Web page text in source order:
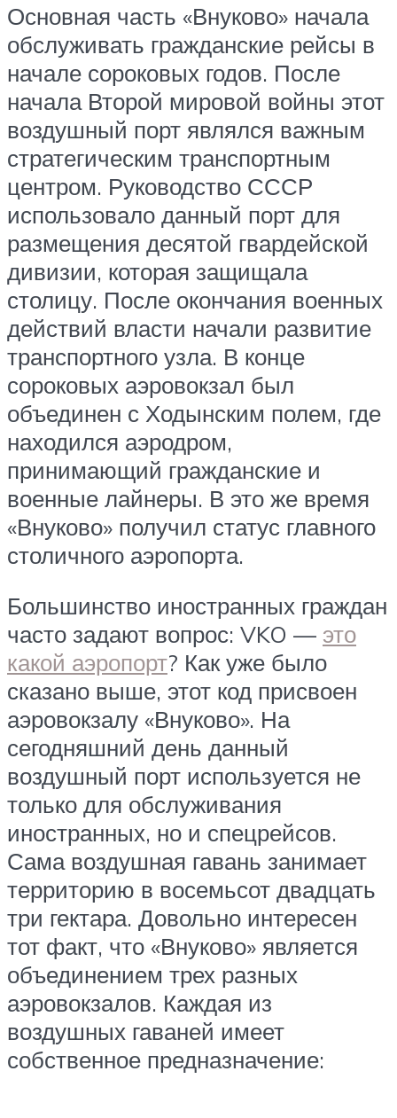
Основная часть «Внуково» начала
обслуживать гражданские рейсы в
начале сороковых годов. После
начала Второй мировой войны этот
воздушный порт являлся важным
стратегическим транспортным
центром. Руководство СССР
использовало данный порт для
размещения десятой гвардейской
дивизии, которая защищала
столицу. После окончания военных
действий власти начали развитие
транспортного узла. В конце
сороковых аэровокзал был
объединен с Ходынским полем, где
находился аэродром,
принимающий гражданские и
военные лайнеры. В это же время
«Внуково» получил статус главного
столичного аэропорта.
Большинство иностранных граждан
часто задают вопрос: VKO — это
какой аэропорт? Как уже было
сказано выше, этот код присвоен
аэровокзалу «Внуково». На
сегодняшний день данный
воздушный порт используется не
только для обслуживания
иностранных, но и спецрейсов.
Сама воздушная гавань занимает
территорию в восемьсот двадцать
три гектара. Довольно интересен
тот факт, что «Внуково» является
объединением трех разных
аэровокзалов. Каждая из
воздушных гаваней имеет
собственное предназначение: